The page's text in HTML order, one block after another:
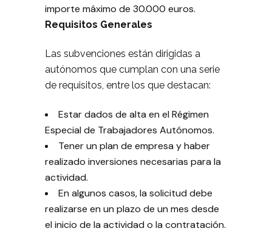
importe máximo de 30.000 euros.
Requisitos Generales
Las subvenciones están dirigidas a
autónomos que cumplan con una serie
de requisitos, entre los que destacan:
Estar dados de alta en el Régimen
Especial de Trabajadores Autónomos.
Tener un plan de empresa y haber
realizado inversiones necesarias para la
actividad.
En algunos casos, la solicitud debe
realizarse en un plazo de un mes desde
el inicio de la actividad o la contratación.